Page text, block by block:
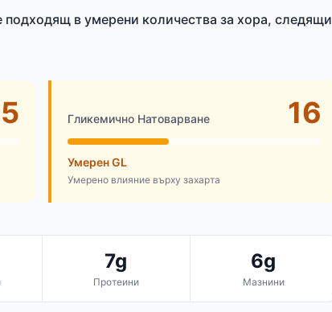
в умерени количества за хора, следящи
Гликемично Натоварване 16
Умерен GL
Умерено влияние върху захарта
7g
Протеини
6g
Мазнини